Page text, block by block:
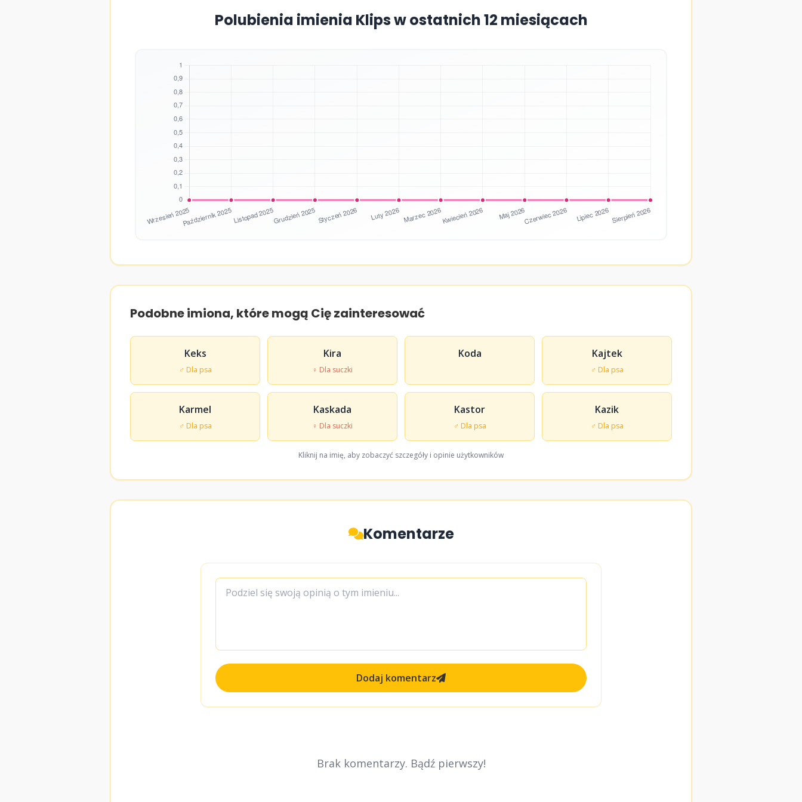
Polubienia imienia Klips w ostatnich 12 miesiącach
Podobne imiona, które mogą Cię zainteresować
Keks
♂ Dla psa
Kira
♀ Dla suczki
Koda Kajtek
♂ Dla psa
Karmel
♂ Dla psa
Kaskada
♀ Dla suczki
Kastor
♂ Dla psa
Kazik
♂ Dla psa
Kliknij na imię, aby zobaczyć szczegóły i opinie użytkowników
Komentarze
Dodaj komentarz
Brak komentarzy. Bądź pierwszy!